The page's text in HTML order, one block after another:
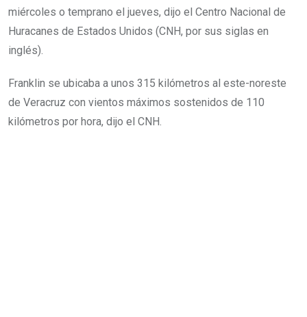
miércoles o temprano el jueves, dijo el Centro Nacional de
Huracanes de Estados Unidos (CNH, por sus siglas en
inglés).
Franklin se ubicaba a unos 315 kilómetros al este-noreste
de Veracruz con vientos máximos sostenidos de 110
kilómetros por hora, dijo el CNH.